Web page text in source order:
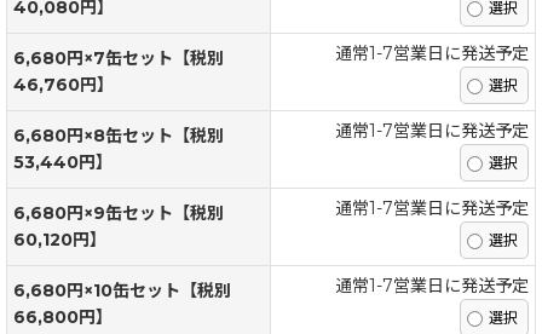
40,080円】
6,680円×7缶セット【税別
46,760円】
通常1-7営業日に発送予定
6,680円×8缶セット【税別
53,440円】
通常1-7営業日に発送予定
6,680円×9缶セット【税別
60,120円】
通常1-7営業日に発送予定
6,680円×10缶セット【税別
66,800円】
通常1-7営業日に発送予定